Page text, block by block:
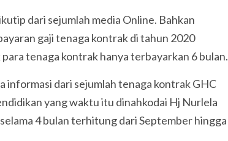
dari sejumlah media Online. Bahkan
gaji tenaga kontrak di tahun 2020
tenaga kontrak hanya terbayarkan 6 bulan.
informasi dari sejumlah tenaga kontrak GHC
yang waktu itu dinahkodai Hj Nurlela
4 bulan terhitung dari September hingga